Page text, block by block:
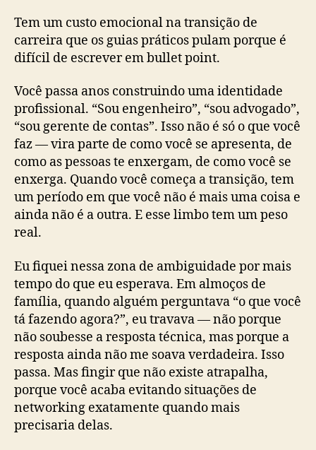
Tem um custo emocional na transição de
carreira que os guias práticos pulam porque é
difícil de escrever em bullet point.
Você passa anos construindo uma identidade
profissional. “Sou engenheiro”, “sou advogado”,
“sou gerente de contas”. Isso não é só o que você
faz — vira parte de como você se apresenta, de
como as pessoas te enxergam, de como você se
enxerga. Quando você começa a transição, tem
um período em que você não é mais uma coisa e
ainda não é a outra. E esse limbo tem um peso
real.
Eu fiquei nessa zona de ambiguidade por mais
tempo do que eu esperava. Em almoços de
família, quando alguém perguntava “o que você
tá fazendo agora?”, eu travava — não porque
não soubesse a resposta técnica, mas porque a
resposta ainda não me soava verdadeira. Isso
passa. Mas fingir que não existe atrapalha,
porque você acaba evitando situações de
networking exatamente quando mais
precisaria delas.